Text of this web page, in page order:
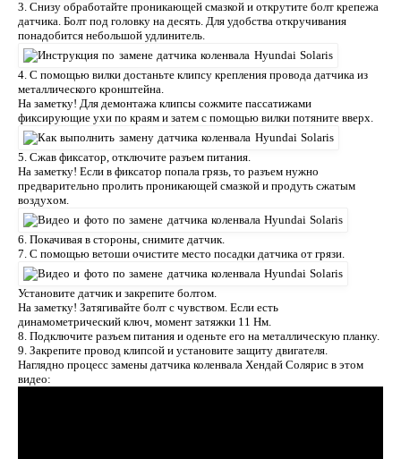
3. Снизу обработайте проникающей смазкой и открутите болт крепежа
датчика. Болт под головку на десять. Для удобства откручивания
понадобится небольшой удлинитель.
4. C помощью вилки достаньте клипсу крепления провода датчика из
металлического кронштейна.
На заметку! Для демонтажа клипсы сожмите пассатижами
фиксирующие ухи по краям и затем с помощью вилки потяните вверх.
5. Сжав фиксатор, отключите разъем питания.
На заметку! Если в фиксатор попала грязь, то разъем нужно
предварительно пролить проникающей смазкой и продуть сжатым
воздухом.
6. Покачивая в стороны, снимите датчик.
7. С помощью ветоши очистите место посадки датчика от грязи.
Установите датчик и закрепите болтом.
На заметку! Затягивайте болт с чувством. Если есть
динамометрический ключ, момент затяжки 11 Нм.
8. Подключите разъем питания и оденьте его на металлическую планку.
9. Закрепите провод клипсой и установите защиту двигателя.
Наглядно процесс замены датчика коленвала Хендай Солярис в этом
видео: